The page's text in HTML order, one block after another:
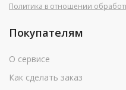
Политика в отношении
Покупателям
О сервисе
Как сделать заказ